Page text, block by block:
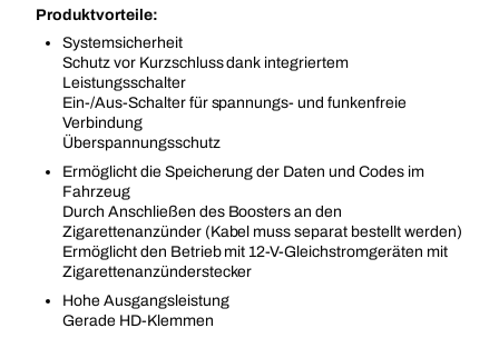
Produktvorteile:
Systemsicherheit
Schutz vor Kurzschluss dank integriertem
Leistungsschalter
Ein-/Aus-Schalter für spannungs- und funkenfreie
Verbindung
Überspannungsschutz
Ermöglicht die Speicherung der Daten und Codes im
Fahrzeug
Durch Anschließen des Boosters an den
Zigarettenanzünder (Kabel muss separat bestellt werden)
Ermöglicht den Betrieb mit 12-V-Gleichstromgeräten mit
Zigarettenanzünderstecker
Hohe Ausgangsleistung
Gerade HD-Klemmen